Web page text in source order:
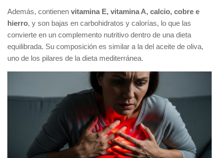
Además, contienen vitamina E, vitamina A, calcio, cobre e
hierro, y son bajas en carbohidratos y calorías, lo que las
convierte en un complemento nutritivo dentro de una dieta
equilibrada. Su composición es similar a la del aceite de oliva,
uno de los pilares de la dieta mediterránea.